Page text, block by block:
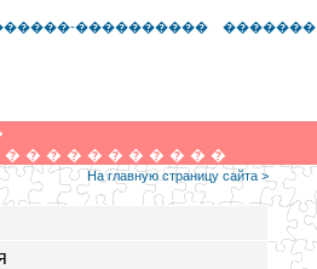
���������� �������
� � � � � � � � � � �
На главную страницу сайта >